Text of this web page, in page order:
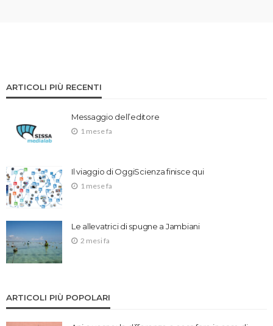
ARTICOLI PIÙ RECENTI
Messaggio dell’editore
1 mese fa
Il viaggio di OggiScienza finisce qui
1 mese fa
Le allevatrici di spugne a Jambiani
2 mesi fa
ARTICOLI PIÙ POPOLARI